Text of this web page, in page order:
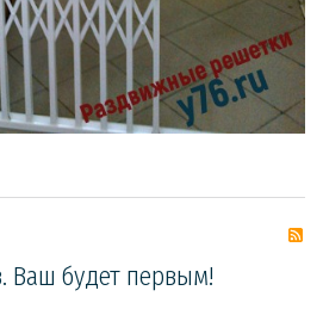
Ваш будет первым!